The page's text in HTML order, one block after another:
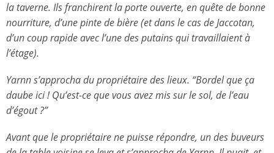
la taverne. Ils franchirent la porte ouverte, en quête de bonne
nourriture, d’une pinte de bière (et dans le cas de Jaccotan,
d’un coup rapide avec l’une des putains qui travaillaient à
l’étage).
Yarnn s’approcha du propriétaire des lieux. “Bordel que ça
daube ici ! Qu’est-ce que vous avez mis sur le sol, de l’eau
d’égout ?”
Avant que le propriétaire ne puisse répondre, un des buveurs